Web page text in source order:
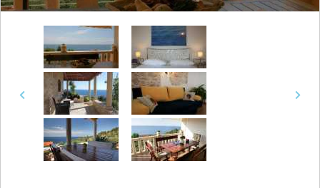
Previous Next